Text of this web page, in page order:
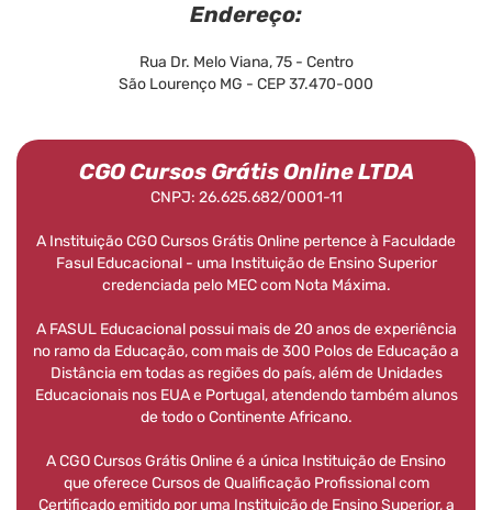
Endereço:
Rua Dr. Melo Viana, 75 - Centro
São Lourenço MG - CEP 37.470-000
CGO Cursos Grátis Online LTDA
CNPJ: 26.625.682/0001-11
A Instituição CGO Cursos Grátis Online pertence à Faculdade
Fasul Educacional - uma Instituição de Ensino Superior
credenciada pelo MEC com Nota Máxima.
A FASUL Educacional possui mais de 20 anos de experiência
no ramo da Educação, com mais de 300 Polos de Educação a
Distância em todas as regiões do país, além de Unidades
Educacionais nos EUA e Portugal, atendendo também alunos
de todo o Continente Africano.
A CGO Cursos Grátis Online é a única Instituição de Ensino
que oferece Cursos de Qualificação Profissional com
Certificado emitido por uma Instituição de Ensino Superior, a